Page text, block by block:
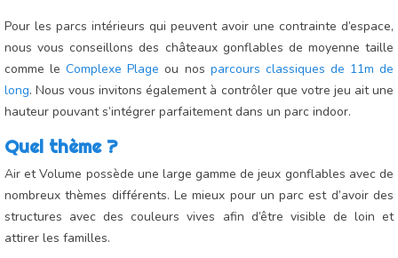
Pour les parcs intérieurs qui peuvent avoir une contrainte d’espace,
nous vous conseillons des châteaux gonflables de moyenne taille
comme leComplexe Plage ou nos parcours classiques de 11m de
long. Nous vous invitons également à contrôler que votre jeu ait une
hauteur pouvant s’intégrer parfaitement dans un parc indoor.
Quel thème ?
Air et Volume possède une large gamme de jeux gonflables avec de
nombreux thèmes différents. Le mieux pour un parc est d’avoir des
structures avec des couleurs vives afin d’être visible de loin et
attirer les familles.